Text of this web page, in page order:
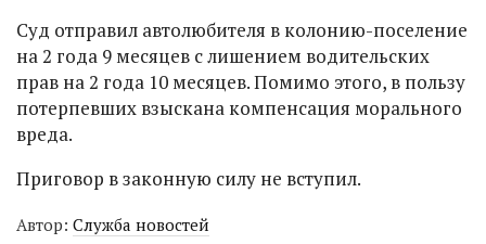
Суд отправил автолюбителя в колонию-поселение
на 2 года 9 месяцев с лишением водительских
прав на 2 года 10 месяцев. Помимо этого, в пользу
потерпевших взыскана компенсация морального
вреда.
Приговор в законную силу не вступил.
Автор: Служба новостей